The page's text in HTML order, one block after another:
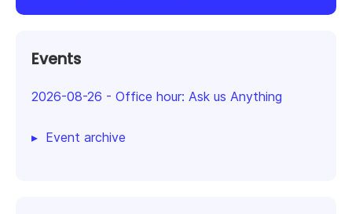
Events
2026-08-26 - Office hour: Ask us Anything
Event archive